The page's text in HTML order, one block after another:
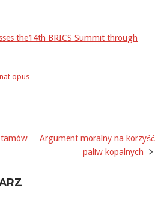
the14th BRICS Summit through
opus
Argument moralny na korzyść
paliw kopalnych